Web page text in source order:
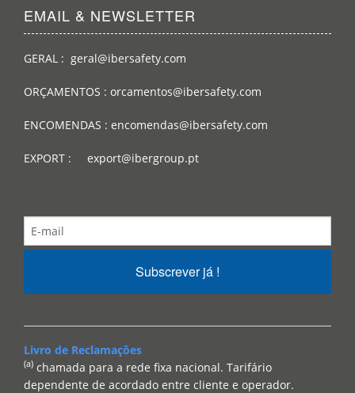
EMAIL & NEWSLETTER
GERAL : geral@ibersafety.com
ORÇAMENTOS : orcamentos@ibersafety.com
ENCOMENDAS : encomendas@ibersafety.com
EXPORT : export@ibergroup.pt
Subscrever já !
Livro de Reclamações
(a) chamada para a rede fixa nacional. Tarifário
dependente de acordado entre cliente e operador.